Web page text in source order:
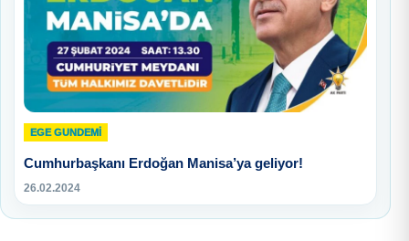
EGE GUNDEMİ
Cumhurbaşkanı Erdoğan Manisa’ya geliyor!
26.02.2024